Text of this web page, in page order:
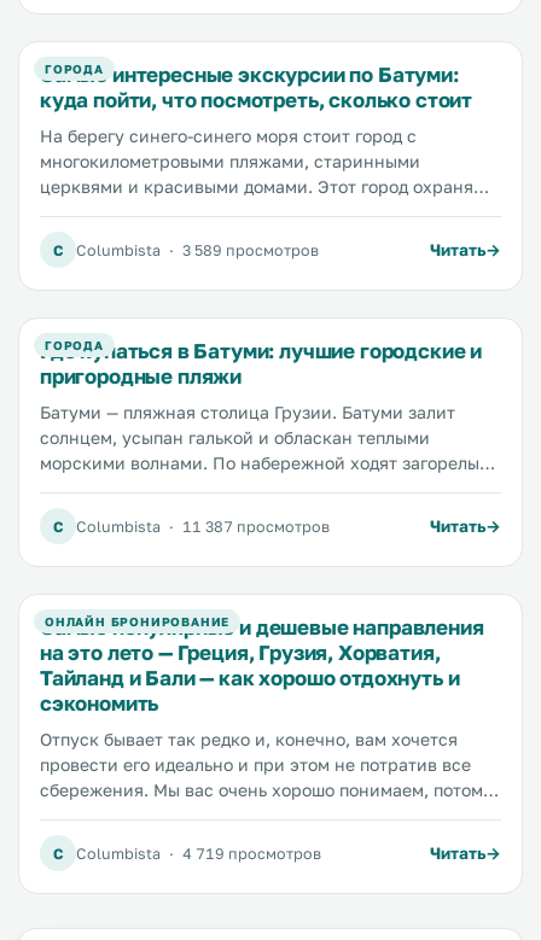
хороший отель. Мы выбрали для вас пять самых
расположенных около пляжа и предлагающих
качественный сервис.
ГОРОДА
Самые интересные экскурсии по Батуми:
куда пойти, что посмотреть, сколько стоит
На берегу синего-синего моря стоит город с
многокилометровыми пляжами, старинными
церквями и красивыми домами. Этот город охраняют
горы, покрытые изумрудной зеленью. В нем пахнет
хачапури и шашлыком, а из окон домов доносятся
тосты и песни. Рассказываем, куда пойти в Батуми,
чтобы не упустить ничего интересного, и где найти
этого приморского города.
C Columbista · 3 589 просмотров Читать
ГОРОДА
Где купаться в Батуми: лучшие городские и
пригородные пляжи
Батуми — пляжная столица Грузии. Батуми залит
солнцем, усыпан галькой и обласкан теплыми
морскими волнами. По набережной ходят загорелые
отдыхающие, над их головами летают белоснежные
чайки, вдали слышен протяжный гудок корабля...
Куда идти, чтобы стать такими же загорелыми как эти
отдыхающие, вы узнаете в этой статье.
C Columbista · 11 387 просмотров Читать
ОНЛАЙН БРОНИРОВАНИЕ
Самые популярные и дешевые направления
на это лето — Греция, Грузия, Хорватия,
Тайланд и Бали — как хорошо отдохнуть и
сэкономить
Отпуск бывает так редко и, конечно, вам хочется
провести его идеально и при этом не потратив все
сбережения. Мы вас очень хорошо понимаем, потому
что мы сами планируем свой отпуск и делимся своим
опытом с вами.
C Columbista · 4 719 просмотров Читать